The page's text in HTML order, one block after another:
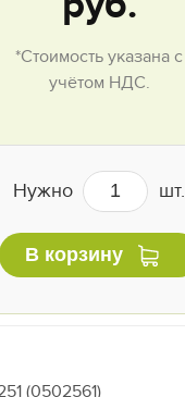
*Стоимость указана с
учётом НДС.
Нужно шт.
В корзину
(0502561)